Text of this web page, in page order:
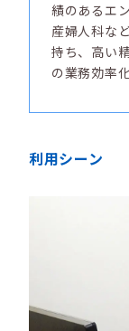
績のあるエ
産婦人科な
持ち、高い
の業務効率
利用シーン